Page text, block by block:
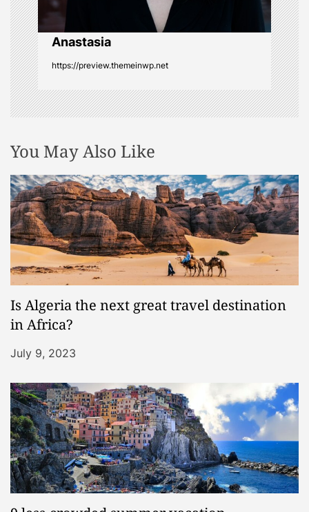
t
i
o
n
Anastasia
https://preview.themeinwp.net
You May Also Like
Is Algeria the next great travel destination
in Africa?
July 9, 2023